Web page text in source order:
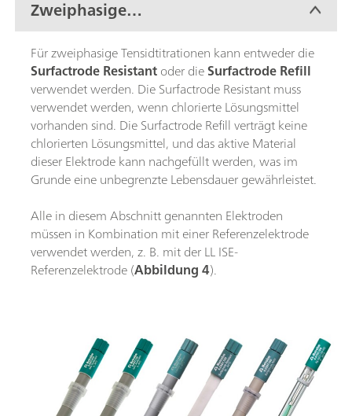
Zweiphasige
Tensidtitrationen
Für zweiphasige Tensidtitrationen kann entweder die
Surfactrode Resistantoder dieSurfactrode Refill
verwendet werden. Die Surfactrode Resistant muss
verwendet werden, wenn chlorierte Lösungsmittel
vorhanden sind. Die Surfactrode Refill verträgt keine
chlorierten Lösungsmittel, und das aktive Material
dieser Elektrode kann nachgefüllt werden, was im
Grunde eine unbegrenzte Lebensdauer gewährleistet.
Alle in diesem Abschnitt genannten Elektroden
müssen in Kombination mit einer Referenzelektrode
verwendet werden, z. B. mit der LL ISE-
Referenzelektrode (Abbildung 4).